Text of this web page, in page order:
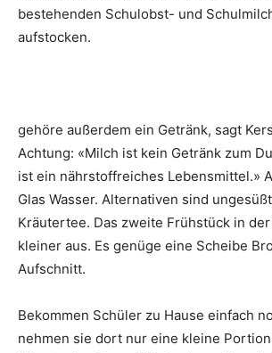
bestehenden Schulobst- und
aufstocken.
gehöre außerdem ein Getränk, sagt
Achtung: «Milch ist kein Getränk zum
ist ein nährstoffreiches Lebensmittel.»
Glas Wasser. Alternativen sind
Kräutertee. Das zweite Frühstück in
kleiner aus. Es genüge eine Scheibe
Aufschnitt.
Bekommen Schüler zu Hause einfach
nehmen sie dort nur eine kleine